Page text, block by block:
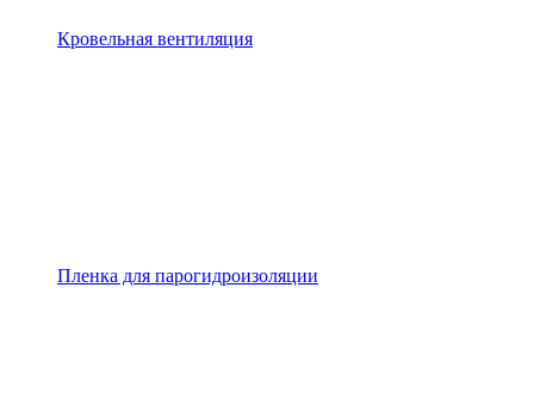
Кровельная вентиляция
Пленка для парогидроизоляции